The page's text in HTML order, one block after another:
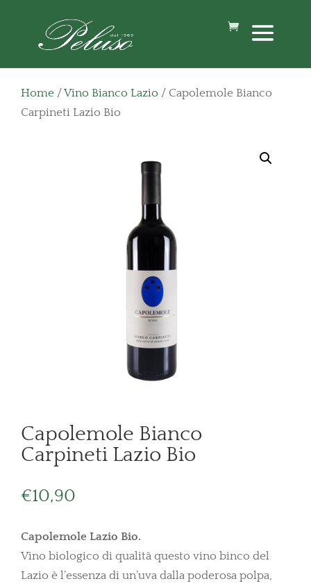
Home /Vino Bianco Lazio / Capolemole Bianco
Carpineti Lazio Bio
Capolemole Bianco
Carpineti Lazio Bio
€10,90
Capolemole Lazio Bio.
Vino biologico di qualità questo vino binco del
Lazio è l’essenza di un’uva dalla poderosa polpa,